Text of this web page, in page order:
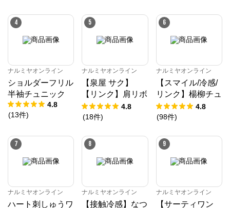
4
ナルミヤオンライン
ショルダーフリル
半袖チュニック
4.8
(13件)
5
ナルミヤオンライン
【泉屋 サク】
【リンク】肩リボ
ンフラワーキャッ
トワンピース
4.8
(18件)
6
ナルミヤオンライン
【スマイル/冷感/
リンク】楊柳チュ
ニック
4.8
(98件)
7
ナルミヤオンライン
ハート刺しゅうワ
8
ナルミヤオンライン
【接触冷感】なつ
9
ナルミヤオンライン
【サーティワン
ナルミヤオンラインからのコメント
ナルミヤオンライン公式通販ショップ。人気子供服メ
ゾピアノ、プティマイン、ラブトキシック、アナスイ
ミニ等、全ブランド、全商品をご覧いただけます。